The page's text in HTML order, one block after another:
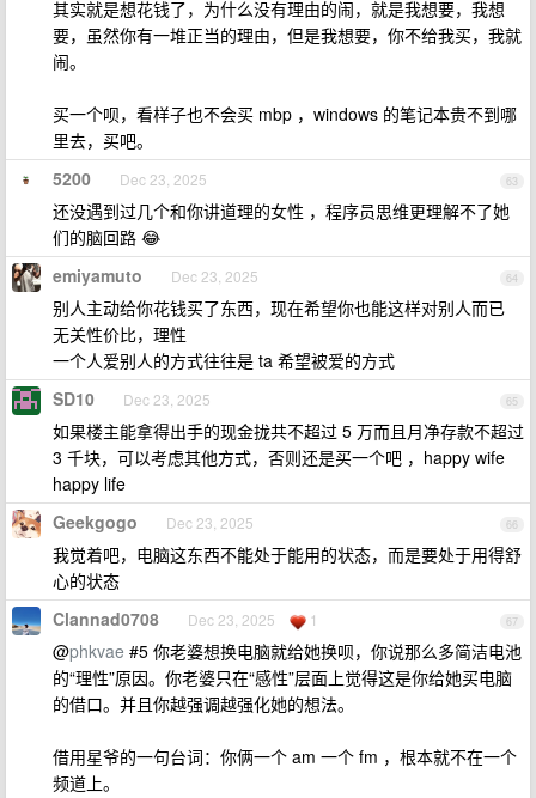
其实就是想花钱了，为什么没有理由的闹，就是我想要，我想
要，虽然你有一堆正当的理由，但是我想要，你不给我买，我就
闹。
买一个呗，看样子也不会买 mbp ，windows 的笔记本贵不到哪
里去，买吧。
63
5200 Dec 23, 2025
还没遇到过几个和你讲道理的女性 ，程序员思维更理解不了她
们的脑回路 😂
64
emiyamuto Dec 23, 2025
别人主动给你花钱买了东西，现在希望你也能这样对别人而已
无关性价比，理性
一个人爱别人的方式往往是 ta 希望被爱的方式
65
SD10 Dec 23, 2025
如果楼主能拿得出手的现金拢共不超过 5 万而且月净存款不超过
3 千块，可以考虑其他方式，否则还是买一个吧 ，happy wife
happy life
66
Geekgogo Dec 23, 2025
我觉着吧，电脑这东西不能处于能用的状态，而是要处于用得舒
心的状态
67
Clannad0708 Dec 23, 2025 1
@phkvae #5 你老婆想换电脑就给她换呗，你说那么多简洁电池
的“理性”原因。你老婆只在“感性”层面上觉得这是你给她买电脑
的借口。并且你越强调越强化她的想法。
借用星爷的一句台词：你俩一个 am 一个 fm ，根本就不在一个
频道上。